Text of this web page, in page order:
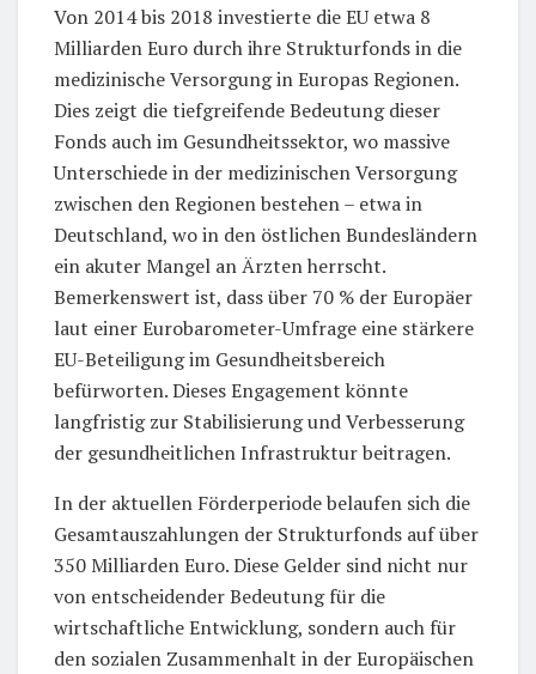
Von 2014 bis 2018 investierte die EU etwa 8
Milliarden Euro durch ihre Strukturfonds in die
medizinische Versorgung in Europas Regionen.
Dies zeigt die tiefgreifende Bedeutung dieser
Fonds auch im Gesundheitssektor, wo massive
Unterschiede in der medizinischen Versorgung
zwischen den Regionen bestehen – etwa in
Deutschland, wo in den östlichen Bundesländern
ein akuter Mangel an Ärzten herrscht.
Bemerkenswert ist, dass über 70 % der Europäer
laut einer Eurobarometer-Umfrage eine stärkere
EU-Beteiligung im Gesundheitsbereich
befürworten. Dieses Engagement könnte
langfristig zur Stabilisierung und Verbesserung
der gesundheitlichen Infrastruktur beitragen.
In der aktuellen Förderperiode belaufen sich die
Gesamtauszahlungen der Strukturfonds auf über
350 Milliarden Euro. Diese Gelder sind nicht nur
von entscheidender Bedeutung für die
wirtschaftliche Entwicklung, sondern auch für
den sozialen Zusammenhalt in der Europäischen